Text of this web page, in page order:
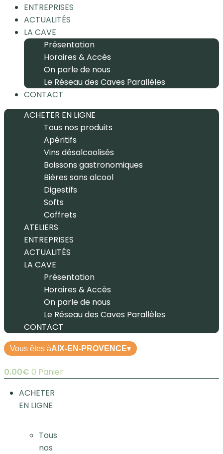
ENTREPRISES
ACTUALITÉS
LA CAVE
Présentation
Horaires & Accès
On parle de nous
Le Réseau des Caves Parallèles
CONTACT
ACHETER EN LIGNE
Tous nos produits
Apéritifs
Vins désalcoolisés
Boissons gastronomiques
Bières sans alcool
Digestifs
Softs
Coffrets
ATELIERS
ENTREPRISES
ACTUALITÉS
LA CAVE
Présentation
Horaires & Accès
On parle de nous
Le Réseau des Caves Parallèles
CONTACT
Vous êtes àAIX-EN-PROVENCE▾
0.00€ 0 Panier
ACHETER
EN LIGNE
Tous
nos